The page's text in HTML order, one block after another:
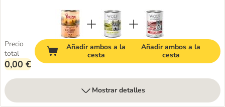
Precio
total
0,00 €
Añadir ambos a la
cesta
Añadir ambos a la
cesta
Mostrar detalles